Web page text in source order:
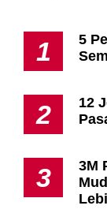
1
5
2
12
3
3M